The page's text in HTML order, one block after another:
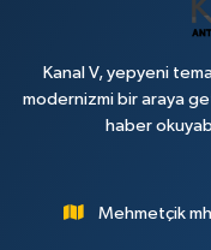
Kanal V, yepyeni
modernizmi bir araya
haber
Mehmetçik